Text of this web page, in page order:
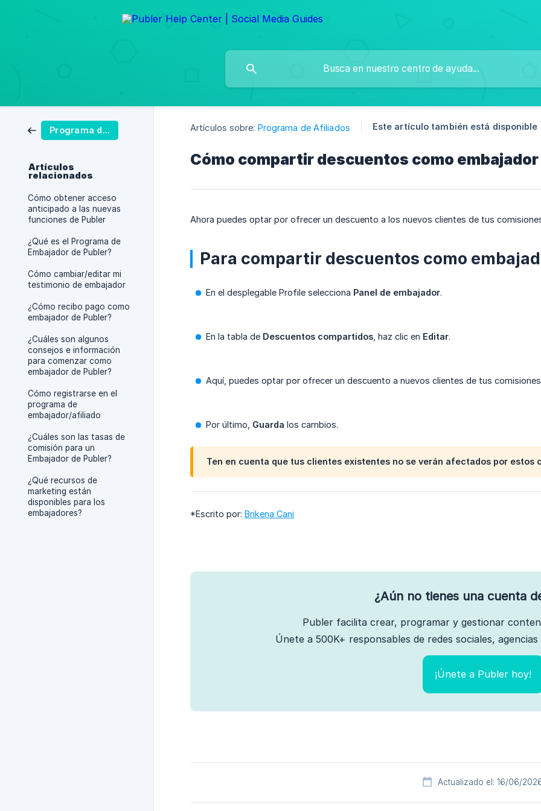
Programa de Afiliados
Artículos
relacionados
Cómo obtener acceso
anticipado a las nuevas
funciones de Publer
¿Qué es el Programa de
Embajador de Publer?
Cómo cambiar/editar mi
testimonio de embajador
¿Cómo recibo pago como
embajador de Publer?
¿Cuáles son algunos
consejos e información
para comenzar como
embajador de Publer?
Cómo registrarse en el
programa de
embajador/afiliado
¿Cuáles son las tasas de
comisión para un
Embajador de Publer?
¿Qué recursos de
marketing están
disponibles para los
embajadores?
Artículos sobre: Programa de Afiliados Este artículo también está disponible
Cómo compartir descuentos como embajador
Ahora puedes optar por ofrecer un descuento a los nuevos clientes de tus
Para compartir descuentos como
En el desplegable Profile selecciona Panel de embajador.
En la tabla de Descuentos compartidos , haz clic en Editar.
Aquí, puedes optar por ofrecer un descuento a nuevos clientes de tus
Por último, Guarda los cambios.
Ten en cuenta que tus clientes existentes no se verán afectados por estos
*Escrito por: Brikena Cani
¿Aún no tienes una cuenta
Publer facilita crear, programar y gestionar
Únete a 500K+ responsables de redes sociales,
¡Únete a Publer hoy!
Actualizado el: 16/06/